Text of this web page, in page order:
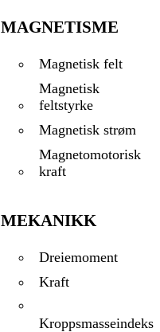
MAGNETISME
Magnetisk felt
Magnetisk
feltstyrke
Magnetisk strøm
Magnetomotorisk
kraft
MEKANIKK
Dreiemoment
Kraft
Kroppsmasseindeks